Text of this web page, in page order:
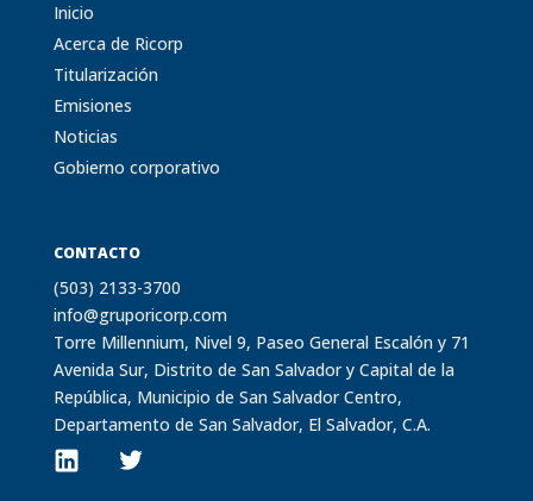
Inicio
Acerca de Ricorp
Titularización
Emisiones
Noticias
Gobierno corporativo
CONTACTO
(503) 2133-3700
info@gruporicorp.com
Torre Millennium, Nivel 9, Paseo General Escalón y 71
Avenida Sur, Distrito de San Salvador y Capital de la
República, Municipio de San Salvador Centro,
Departamento de San Salvador, El Salvador, C.A.